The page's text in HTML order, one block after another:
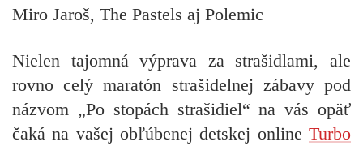
Miro Jaroš, The Pastels aj Polemic
Nielen tajomná výprava za strašidlami, ale
rovno celý maratón strašidelnej zábavy pod
názvom „Po stopách strašidiel“ na vás opäť
čakána vašej obľúbenej detskej onlineTurbo